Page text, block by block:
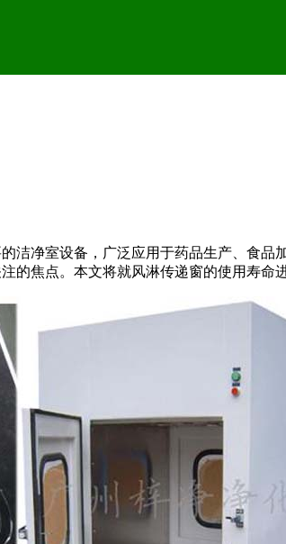
洁净室设备，广泛应用于药品生产、食
的焦点。本文将就风淋传递窗的使用寿命